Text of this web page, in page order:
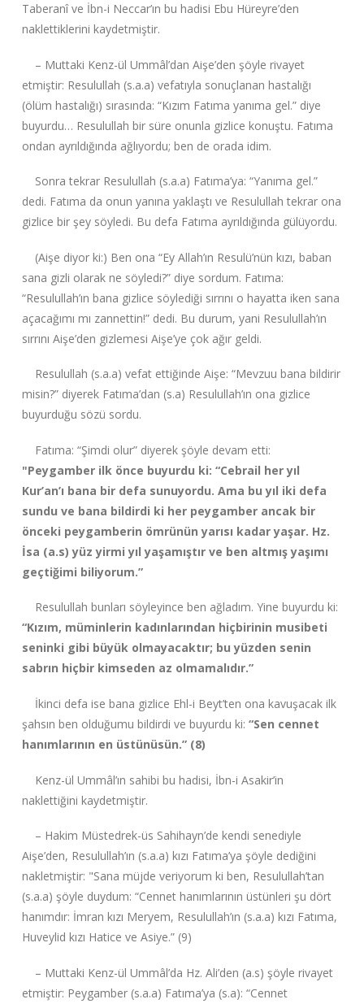
Taberanî ve İbn-i Neccar’ın bu hadisi Ebu Hüreyre’den
naklettiklerini kaydetmiştir.
– Muttaki Kenz-ül Ummâl’dan Aişe’den şöyle rivayet
etmiştir: Resulullah (s.a.a) vefatıyla sonuçlanan hastalığı
(ölüm hastalığı) sırasında: “Kızım Fatıma yanıma gel.” diye
buyurdu… Resulullah bir süre onunla gizlice konuştu. Fatıma
ondan ayrıldığında ağlıyordu; ben de orada idim.
Sonra tekrar Resulullah (s.a.a) Fatıma’ya: “Yanıma gel.”
dedi. Fatıma da onun yanına yaklaştı ve Resulullah tekrar ona
gizlice bir şey söyledi. Bu defa Fatıma ayrıldığında gülüyordu.
(Aişe diyor ki:) Ben ona “Ey Allah’ın Resulü’nün kızı, baban
sana gizli olarak ne söyledi?” diye sordum. Fatıma:
“Resulullah’ın bana gizlice söylediği sırrını o hayatta iken sana
açacağımı mı zannettin!” dedi. Bu durum, yani Resulullah’ın
sırrını Aişe’den gizlemesi Aişe’ye çok ağır geldi.
Resulullah (s.a.a) vefat ettiğinde Aişe: “Mevzuu bana bildirir
misin?” diyerek Fatıma’dan (s.a) Resulullah’ın ona gizlice
buyurduğu sözü sordu.
Fatıma: “Şimdi olur” diyerek şöyle devam etti:
"Peygamber ilk önce buyurdu ki: “Cebrail her yıl
Kur’an’ı bana bir defa sunuyordu. Ama bu yıl iki defa
sundu ve bana bildirdi ki her peygamber ancak bir
önceki peygamberin ömrünün yarısı kadar yaşar. Hz.
İsa (a.s) yüz yirmi yıl yaşamıştır ve ben altmış yaşımı
geçtiğimi biliyorum.”
Resulullah bunları söyleyince ben ağladım. Yine buyurdu ki:
“Kızım, müminlerin kadınlarından hiçbirinin musibeti
seninki gibi büyük olmayacaktır; bu yüzden senin
sabrın hiçbir kimseden az olmamalıdır.”
İkinci defa ise bana gizlice Ehl-i Beyt’ten ona kavuşacak ilk
şahsın ben olduğumu bildirdi ve buyurdu ki: “Sen cennet
hanımlarının en üstünüsün.” (8)
Kenz-ül Ummâl’ın sahibi bu hadisi, İbn-i Asakir’in
naklettiğini kaydetmiştir.
– Hakim Müstedrek-üs Sahihayn’de kendi senediyle
Aişe’den, Resulullah’ın (s.a.a) kızı Fatıma’ya şöyle dediğini
nakletmiştir: "Sana müjde veriyorum ki ben, Resulullah’tan
(s.a.a) şöyle duydum: “Cennet hanımlarının üstünleri şu dört
hanımdır: İmran kızı Meryem, Resulullah’ın (s.a.a) kızı Fatıma,
Huveylid kızı Hatice ve Asiye.” (9)
– Muttaki Kenz-ül Ummâl’da Hz. Ali’den (a.s) şöyle rivayet
etmiştir: Peygamber (s.a.a) Fatıma’ya (s.a): “Cennet